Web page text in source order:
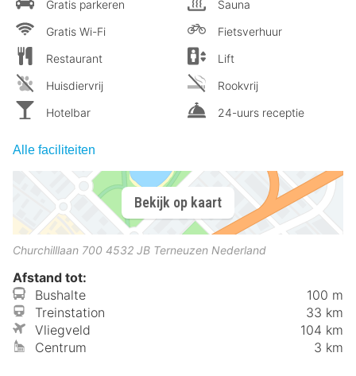
Gratis parkeren
Gratis Wi-Fi
Restaurant
Huisdiervrij
Hotelbar
Sauna
Fietsverhuur
Lift
Rookvrij
24-uurs receptie
Alle faciliteiten
Bekijk op kaart
Churchilllaan 700 4532 JB Terneuzen Nederland
Afstand tot:
Bushalte
100 m
Treinstation
33 km
Vliegveld
104 km
Centrum
3 km